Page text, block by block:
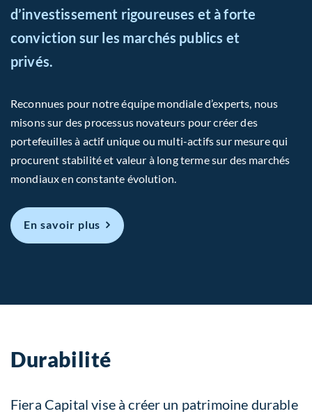
d’investissement rigoureuses et à forte
conviction sur les marchés publics et
privés.
Reconnues pour notre équipe mondiale d’experts, nous
misons sur des processus novateurs pour créer des
portefeuilles à actif unique ou multi-actifs sur mesure qui
procurent stabilité et valeur à long terme sur des marchés
mondiaux en constante évolution.
En savoir plus
Durabilité
Fiera Capital vise à créer un patrimoine durable